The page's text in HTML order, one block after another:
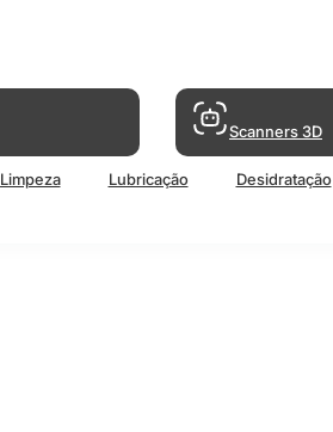
Limpeza Lubricação
Desidratação
Scanners 3D